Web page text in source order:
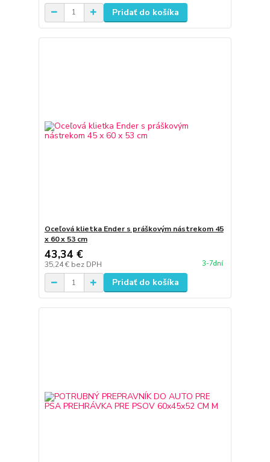
Pridať do košíka
Oceľová klietka Ender s práškovým nástrekom 45
x 60 x 53 cm
43,34 €
35,24 € bez DPH 3-7dní
Pridať do košíka